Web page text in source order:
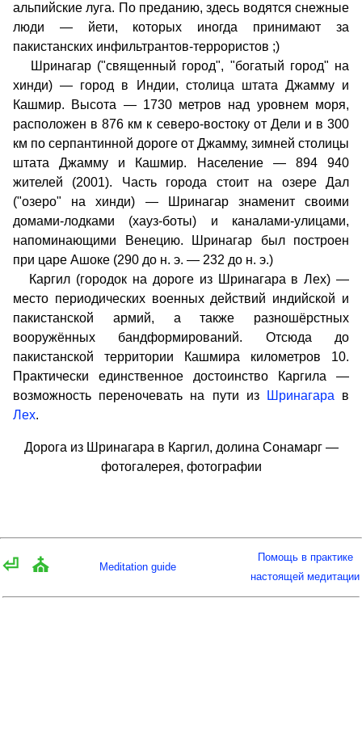
альпийские луга. По преданию, здесь водятся снежные
люди — йети, которых иногда принимают за
пакистанских инфильтрантов-террористов ;)
Шринагар ("священный город", "богатый город" на
хинди) — город в Индии, столица штата Джамму и
Кашмир. Высота — 1730 метров над уровнем моря,
расположен в 876 км к северо-востоку от Дели и в 300
км по серпантинной дороге от Джамму, зимней столицы
штата Джамму и Кашмир. Население — 894 940
жителей (2001). Часть города стоит на озере Дал
("озеро" на хинди) — Шринагар знаменит своими
домами-лодками (хауз-боты) и каналами-улицами,
напоминающими Венецию. Шринагар был построен
при царе Ашоке (290 до н. э. — 232 до н. э.)
Каргил (городок на дороге из Шринагара в Лех) —
место периодических военных действий индийской и
пакистанской армий, а также разношёрстных
вооружённых бандформирований. Отсюда до
пакистанской территории Кашмира километров 10.
Практически единственное достоинство Каргила —
возможность переночевать на пути из
Шринагара в
Лех.
Дорога из Шринагара в Каргил, долина Сонамарг —
фотогалерея, фотографии
⏎ ⛪ Meditation guide
Помощь в практике
настоящей медитации